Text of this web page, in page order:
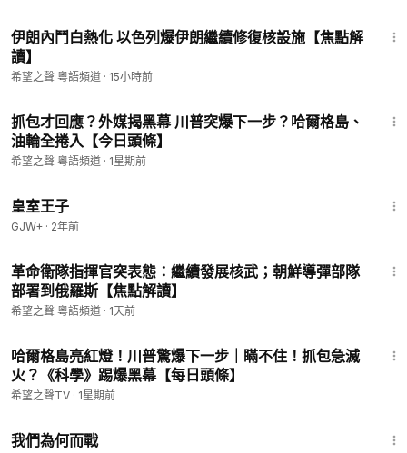
伊朗內鬥白熱化 以色列爆伊朗繼續修復核設施【焦點解
讀】
希望之聲 粵語頻道 · 15小時前
抓包才回應？外媒揭黑幕 川普突爆下一步？哈爾格島、
油輪全捲入【今日頭條】
希望之聲 粵語頻道 · 1星期前
皇室王子
GJW+ · 2年前
革命衛隊指揮官突表態：繼續發展核武；朝鮮導彈部隊
部署到俄羅斯【焦點解讀】
希望之聲 粵語頻道 · 1天前
哈爾格島亮紅燈！川普驚爆下一步｜瞞不住！抓包急滅
火？《科學》踢爆黑幕【每日頭條】
希望之聲TV · 1星期前
我們為何而戰